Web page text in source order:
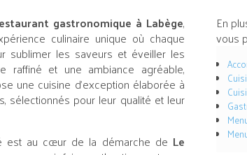
gastronomique à Labège,
culinaire unique où chaque
sublimer les saveurs et éveiller les
raffiné et une ambiance agréable,
une cuisine d’exception élaborée à
sélectionnés pour leur qualité et leur
est au cœur de la démarche de Le
En
vous